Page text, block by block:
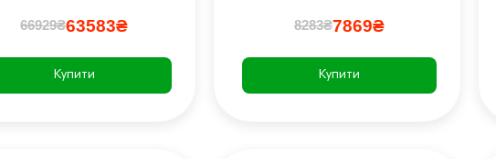
66929₴63583₴
Купити
8283₴7869₴
Купити